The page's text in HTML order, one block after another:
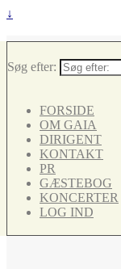
↓
Søg efter:
FORSIDE
OM GAIA
DIRIGENT
KONTAKT
PR
GÆSTEBOG
KONCERTER
LOG IND